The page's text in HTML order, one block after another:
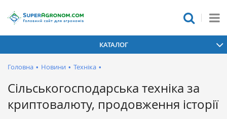
КАТАЛОГ
Головна • Новини • Техніка •
Сільськогосподарська техніка за
криптовалюту, продовження історії